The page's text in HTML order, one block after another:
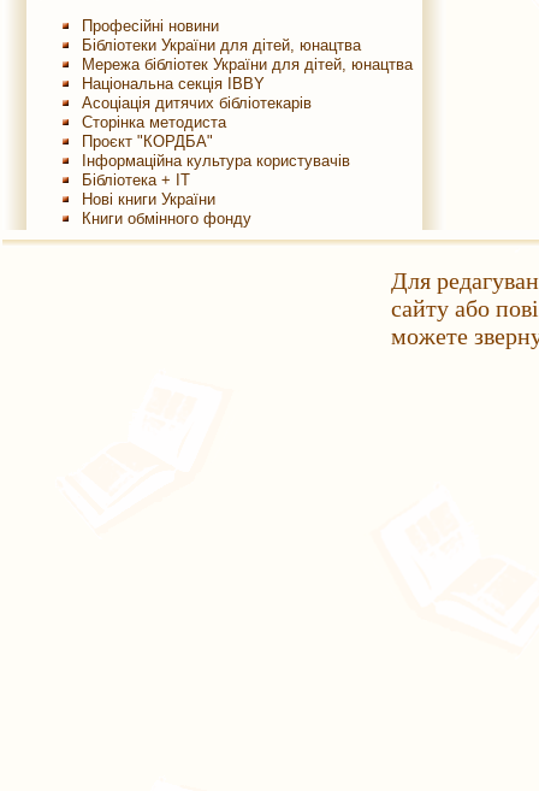
Професійні новини
Бібліотеки України для дітей, юнацтва
Мережа бібліотек України для дітей, юнацтва
Національна секція IBBY
Асоціація дитячих бібліотекарів
Сторінка методиста
Проєкт "КОРДБА"
Інформаційна культура користувачів
Бібліотека + IT
Нові книги України
Книги обмінного фонду
Для
сайту або
можете